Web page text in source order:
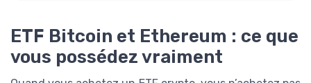
ETF Bitcoin et Ethereum : ce que
vous possédez vraiment